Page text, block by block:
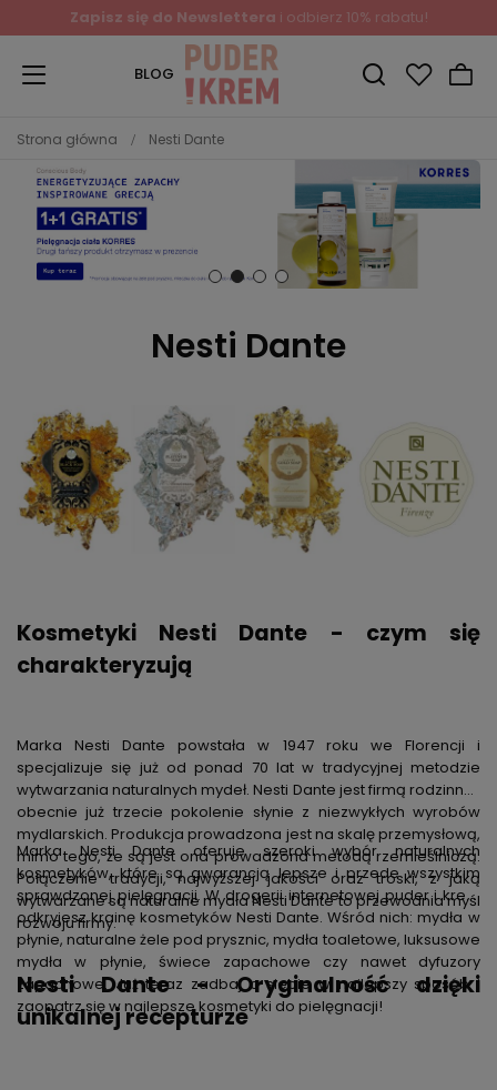
Zapisz się do Newslettera i odbierz 10% rabatu!
BLOG
Strona główna Nesti Dante
Nesti Dante
Kosmetyki Nesti Dante - czym się
charakteryzują
Marka Nesti Dante powstała w 1947 roku we Florencji i
specjalizuje się już od ponad 70 lat w tradycyjnej metodzie
wytwarzania naturalnych mydeł. Nesti Dante jest firmą rodzinną i
obecnie już trzecie pokolenie słynie z niezwykłych wyrobów
mydlarskich. Produkcja prowadzona jest na skalę przemysłową,
mimo tego, że są jest ona prowadzona metodą rzemieślniczą.
Połączenie tradycji, najwyższej jakości oraz troski, z jaką
wytwarzane sąnaturalne mydłaNesti Dante to przewodnia myśl
rozwoju firmy.
Marka Nesti Dante oferuje szeroki wybór naturalnych
kosmetyków, które są gwarancją lepsze i przede wszystkim
sprawdzonej pielęgnacji. W drogerii internetowej puder i krem
odkryjesz krainę kosmetyków Nesti Dante. Wśród nich: mydła w
płynie, naturalne żele pod prysznic, mydła toaletowe, luksusowe
mydła w płynie, świece zapachowe czy nawet dyfuzory
zapachowe. Już teraz zadbaj o siebie w najlepszy sposób i
zaopatrz się w najlepszekosmetyki do pielęgnacji!
Nesti Dante - Oryginalność dzięki
unikalnej recepturze